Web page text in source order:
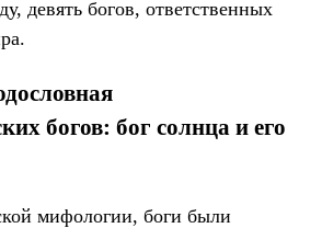
девять богов, ответственных
богов: бог солнца и его
мифологии, боги были